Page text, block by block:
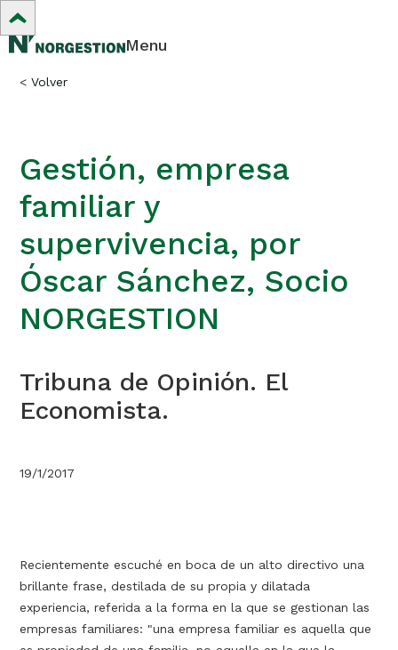
Menu
< Volver
Gestión, empresa
familiar y
supervivencia, por
Óscar Sánchez, Socio
NORGESTION
Tribuna de Opinión. El
Economista.
19/1/2017
Recientemente escuché en boca de un alto directivo una
brillante frase, destilada de su propia y dilatada
experiencia, referida a la forma en la que se gestionan las
empresas familiares: "una empresa familiar es aquella que